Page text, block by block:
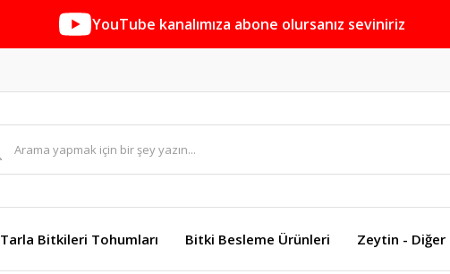
YouTube kanalımıza abone olursanız seviniriz
Tarla Bitkileri Tohumları Bitki Besleme Ürünleri Zeytin - Diğer